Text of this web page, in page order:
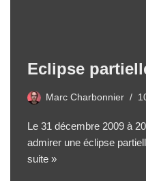
Eclipse
Marc Charbonnier
Le 31 décembre 2009 à
admirer une éclipse
suite »